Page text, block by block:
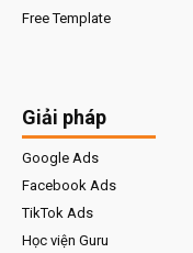
Free Template
Giải pháp
Google Ads
Facebook Ads
TikTok Ads
Học viện Guru